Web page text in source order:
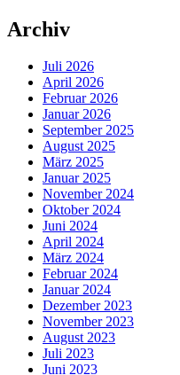
Archiv
Juli 2026
April 2026
Februar 2026
Januar 2026
September 2025
August 2025
März 2025
Januar 2025
November 2024
Oktober 2024
Juni 2024
April 2024
März 2024
Februar 2024
Januar 2024
Dezember 2023
November 2023
August 2023
Juli 2023
Juni 2023